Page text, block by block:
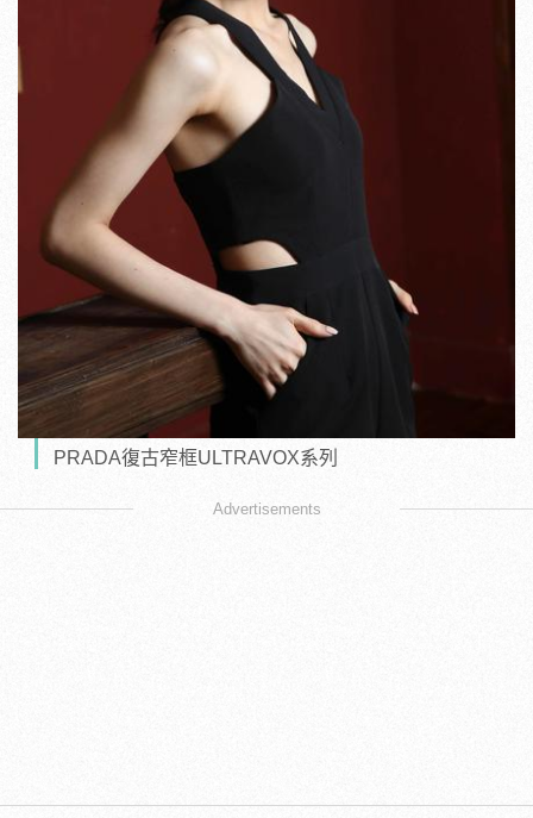
PRADA復古窄框ULTRAVOX系列
Advertisements